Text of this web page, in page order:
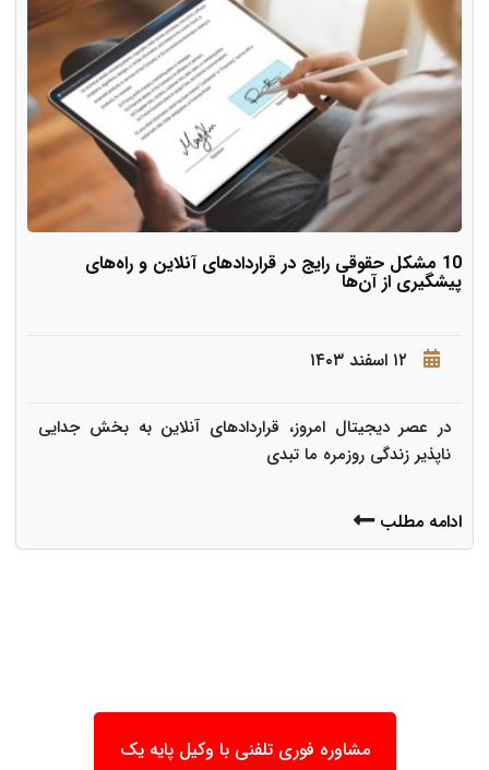
10 مشکل حقوقی رایج در قراردادهای آنلاین و راه‌های
پیشگیری از آن‌ها
۱۲ اسفند ۱۴۰۳
در عصر دیجیتال امروز، قراردادهای آنلاین به بخش جدایی
ناپذیر زندگی روزمره ما تبدی
ادامه مطلب
مشاوره فوری تلفنی با وکیل پایه یک